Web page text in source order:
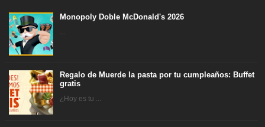
Monopoly Doble McDonald's 2026
...
Regalo de Muerde la pasta por tu cumpleaños: Buffet
gratis
¿Hoy es tu ...